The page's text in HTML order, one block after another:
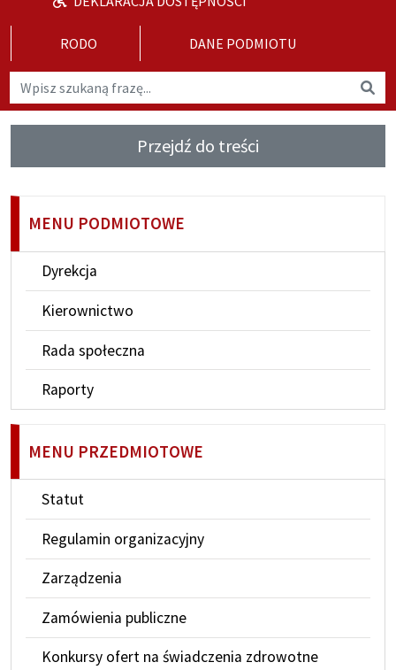
RODO DANE PODMIOTU
Wyszukaj na stronie
Przejdź do treści
MENU PODMIOTOWE
Dyrekcja
Kierownictwo
Rada społeczna
Raporty
MENU PRZEDMIOTOWE
Statut
Regulamin organizacyjny
Zarządzenia
Zamówienia publiczne
Konkursy ofert na świadczenia zdrowotne